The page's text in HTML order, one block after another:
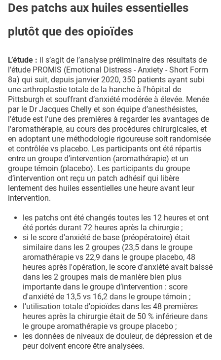
Des patchs aux huiles essentielles
plutôt que des opioïdes
L’étude : il s’agit de l’analyse préliminaire des résultats de
l’étude PROMIS (Emotional Distress - Anxiety - Short Form
8a) qui suit, depuis janvier 2020, 350 patients ayant subi
une arthroplastie totale de la hanche à l'hôpital de
Pittsburgh et souffrant d’anxiété modérée à élevée. Menée
par le Dr Jacques Chelly et son équipe d’anesthésistes,
l’étude est l'une des premières à regarder les avantages de
l'aromathérapie, au cours des procédures chirurgicales, et
en adoptant une méthodologie rigoureuse soit randomisée
et contrôlée vs placebo. Les participants ont été répartis
entre un groupe d’intervention (aromathérapie) et un
groupe témoin (placebo). Les participants du groupe
d’intervention ont reçu un patch adhésif qui libère
lentement des huiles essentielles une heure avant leur
intervention.
les patchs ont été changés toutes les 12 heures et ont
été portés durant 72 heures après la chirurgie ;
si le score d'anxiété de base (préopératoire) était
similaire dans les 2 groupes (23,5 dans le groupe
aromathérapie vs 22,9 dans le groupe placebo, 48
heures après l'opération, le score d'anxiété avait baissé
dans les 2 groupes mais de manière bien plus
importante dans le groupe d’intervention : score
d'anxiété de 13,5 vs 16,2 dans le groupe témoin ;
l’utilisation totale d'opioïdes dans les 48 premières
heures après la chirurgie était de 50 % inférieure dans
le groupe aromathérapie vs groupe placebo ;
les données de niveaux de douleur, de dépression et de
peur doivent encore être analysées.